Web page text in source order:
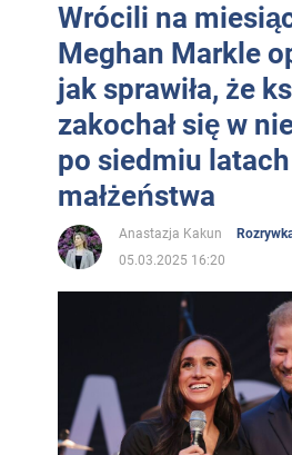
Wrócili na
Meghan Markle
jak sprawiła, że
zakochał się w
po siedmiu latach
małżeństwa
Anastazja Kakun
05.03.2025 16:20